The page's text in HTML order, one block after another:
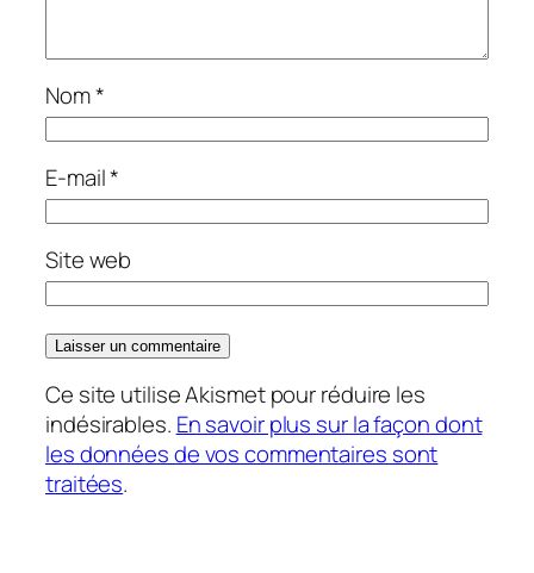
Nom*
E-mail*
Site web
Ce site utilise Akismet pour réduire les
indésirables. En savoir plus sur la façon dont
les données de vos commentaires sont
traitées.